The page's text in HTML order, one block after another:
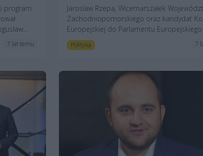
program
7 lat temu
Jarosław Rzepa, Wicemarszałek
Zachodniopomorskiego oraz kandydat
Europejskiej do Parlamentu Europejskiego
Polityka 7